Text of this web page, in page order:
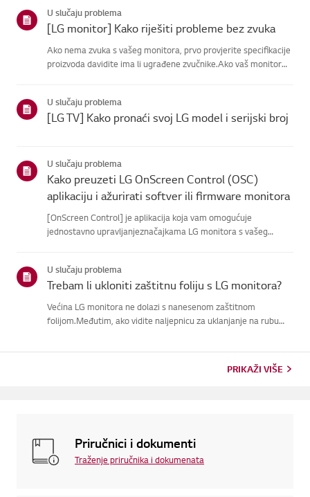
čvrs...
U slučaju problema
[LG monitor] Kako riješiti probleme bez zvuka
Ako nema zvuka s vašeg monitora, prvo provjerite specifikacije
proizvoda davidite ima li ugrađene zvučnike.Ako vaš monitor
Windows pos...
U slučaju problema
[LG TV] Kako pronaći svoj LG model i serijski broj
U slučaju problema
Kako preuzeti LG OnScreen Control (OSC)
aplikaciju i ažurirati softver ili firmware monitora
[OnScreen Control] je aplikacija koja vam omogućuje
jednostavno upravljanjeznačajkama LG monitora s vašeg
sustav možete...
U slučaju problema
Trebam li ukloniti zaštitnu foliju s LG monitora?
Većina LG monitora ne dolazi s nanesenom zaštitnom
folijom.Međutim, ako vidite naljepnicu za uklanjanje na rubu
PRIKAŽI VIŠE
Priručnici i dokumenti
Traženje priručnika i dokumenata